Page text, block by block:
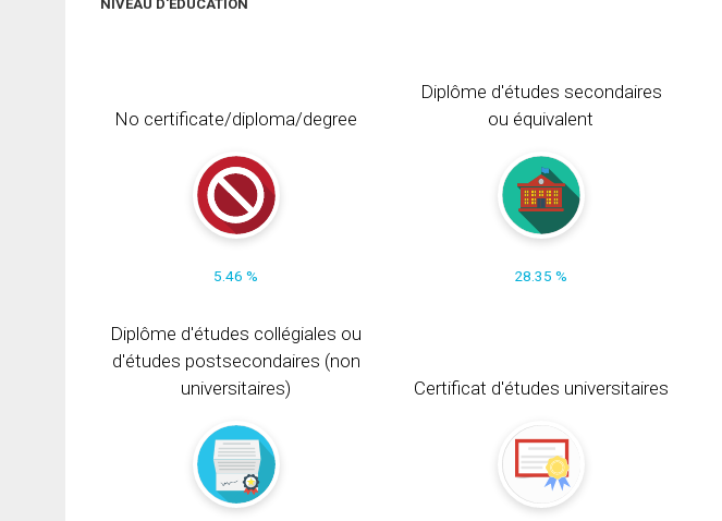
NIVEAU D'ÉDUCATION
No certificate/diploma/degree
5.46 %
Diplôme d'études secondaires
ou équivalent
28.35 %
Diplôme d'études collégiales ou
d'études postsecondaires (non
universitaires)
Certificat d'études universitaires